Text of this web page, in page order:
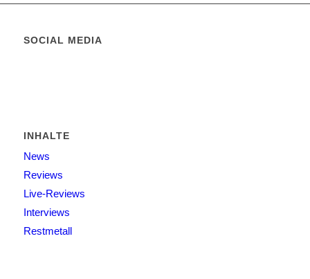
SOCIAL MEDIA
INHALTE
News
Reviews
Live-Reviews
Interviews
Restmetall